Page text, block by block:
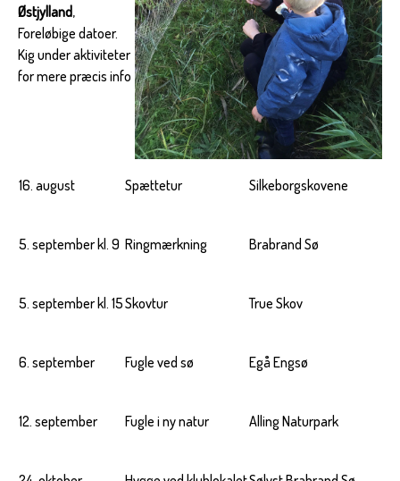
Østjylland,
Foreløbige datoer.
Kig under aktiviteter
for mere præcis info
16. august Spættetur Silkeborgskovene
5. september kl. 9 Ringmærkning Brabrand Sø
5. september kl. 15Skovtur True Skov
6. september Fugle ved sø Egå Engsø
12. september Fugle i ny natur Alling Naturpark